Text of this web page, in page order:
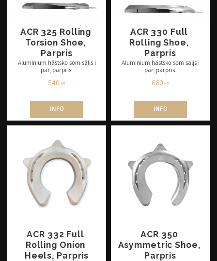
ACR 325 Rolling
Torsion Shoe,
Parpris
Aluminium hästsko som säljs i
par, parpris.
540KR
INFO
ACR 330 Full
Rolling Shoe,
Parpris
Aluminium hästsko som säljs i
par, parpris.
660KR
INFO
ACR 332 Full
Rolling Onion
Heels, Parpris
ACR 350
Asymmetric Shoe,
Parpris